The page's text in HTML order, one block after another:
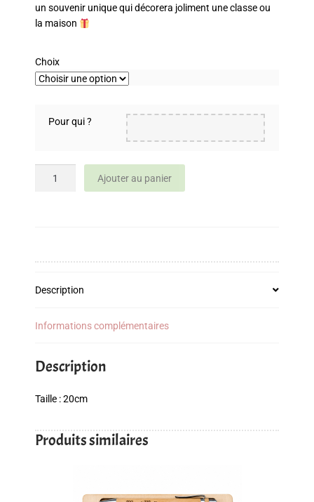
un souvenir unique qui décorera joliment une classe ou
la maison
Choix
Pour qui ?
Ajouter au panier
Description
Informations complémentaires
Description
Taille : 20cm
Produits similaires